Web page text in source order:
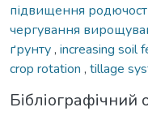
підвищення
чергування
ґрунту, increasing soil
crop rotation , tillage
Бібліографічний